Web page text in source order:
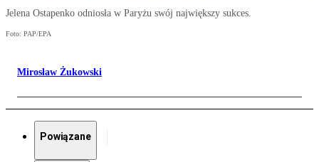
Jelena Ostapenko odniosła w Paryżu swój największy sukces.
Foto: PAP/EPA
Mirosław Żukowski
Powiązane